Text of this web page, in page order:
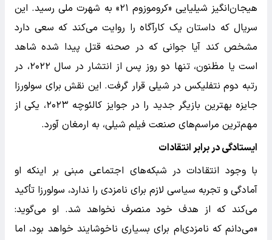
هیجان‌انگیز شیلیایی «کروموزوم ۲۱» به شهرت ملی رسید. این
سریال که داستان یک کارآگاه را روایت می‌کند که سعی دارد
مشخص کند آیا جوانی که در صحنه قتل پیدا شده شاهد
است یا مظنون، تنها دو روز پس از انتشار در سال ۲۰۲۲، در
رتبه دوم نتفلیکس در شیلی قرار گرفت. این نقش برای سولورزا
جایزه بهترین بازیگر جدید را در جوایز کالئوچه ۲۰۲۳، یکی از
مهم‌ترین مراسم‌های صنعت فیلم شیلی، به ارمغان آورد.
ایستادگی در برابر انتقادات
با وجود انتقادات در شبکه‌های اجتماعی مبنی بر اینکه او
آمادگی و تجربه سیاسی لازم برای نامزدی را ندارد، سولورزا تأکید
می‌کند که از هدف خود منصرف نخواهد شد. او می‌گوید:
«می‌دانم که نامزدی‌ام برای بسیاری ناخوشایند خواهد بود، اما